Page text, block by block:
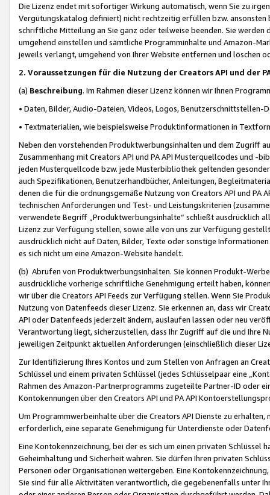
Die Lizenz endet mit sofortiger Wirkung automatisch, wenn Sie zu
Vergütungskatalog definiert) nicht rechtzeitig erfüllen bzw. ansonsten
schriftliche Mitteilung an Sie ganz oder teilweise beenden. Sie werden
umgehend einstellen und sämtliche Programminhalte und Amazon-
jeweils verlangt, umgehend von Ihrer Website entfernen und löschen
2. Voraussetzungen für die Nutzung der Creators API und der
(a) Beschreibung. Im Rahmen dieser Lizenz können wir Ihnen
• Daten, Bilder, Audio-Dateien, Videos, Logos, Benutzerschnittstellen-
• Textmaterialien, wie beispielsweise Produktinformationen in
Neben den vorstehenden Produktwerbungsinhalten und dem Zugriff
Zusammenhang mit Creators API und PA API Musterquellcodes und
jeden Musterquellcode bzw. jede Musterbibliothek geltenden
auch Spezifikationen, Benutzerhandbücher, Anleitungen,
denen die für die ordnungsgemäße Nutzung von Creators API und PA
technischen Anforderungen und Test- und Leistungskriterien
verwendete Begriff „Produktwerbungsinhalte“ schließt ausdrücklich
Lizenz zur Verfügung stellen, sowie alle von uns zur Verfügung
ausdrücklich nicht auf Daten, Bilder, Texte oder sonstige
es sich nicht um eine Amazon-Website handelt.
(b) Abrufen von Produktwerbungsinhalten. Sie können Produkt-
ausdrückliche vorherige schriftliche Genehmigung erteilt haben,
wir über die Creators API Feeds zur Verfügung stellen. Wenn Sie
Nutzung von Datenfeeds dieser Lizenz. Sie erkennen an, dass wir
API oder Datenfeeds jederzeit ändern, auslaufen lassen oder neu
Verantwortung liegt, sicherzustellen, dass Ihr Zugriff auf die und Ihre
jeweiligen Zeitpunkt aktuellen Anforderungen (einschließlich dieser
Zur Identifizierung Ihres Kontos und zum Stellen von Anfragen an
Schlüssel und einem privaten Schlüssel (jedes Schlüsselpaar eine
Rahmen des Amazon-Partnerprogramms zugeteilte Partner-ID oder
Kontokennungen über den Creators API und PA API
Um Programmwerbeinhalte über die Creators API Dienste zu
erforderlich, eine separate Genehmigung für Unterdienste oder
Eine Kontokennzeichnung, bei der es sich um einen privaten
Geheimhaltung und Sicherheit wahren. Sie dürfen Ihren privaten
Personen oder Organisationen weitergeben. Eine
Sie sind für alle Aktivitäten verantwortlich, die gegebenenfalls unter